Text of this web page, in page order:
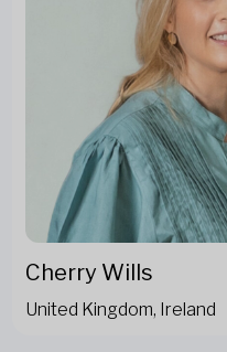
Cherry Wills
United Kingdom, Ireland